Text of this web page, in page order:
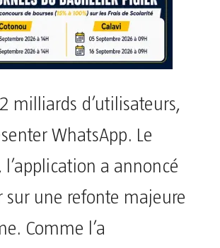
milliards d’utilisateurs,
WhatsApp. Le
a annoncé
sur une refonte majeure
Comme l’a